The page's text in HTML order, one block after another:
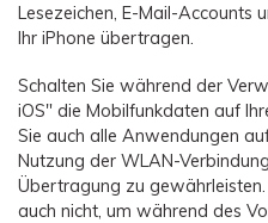
Lesezeichen, E-Mail-Accounts
Ihr iPhone übertragen.
Schalten Sie während der
iOS" die Mobilfunkdaten auf
Sie auch alle Anwendungen
Nutzung der WLAN-
Übertragung zu
auch nicht, um während des